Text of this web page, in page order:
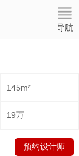
导航
145m²
19万
预约设计师